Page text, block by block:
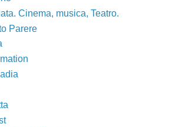
Cinema, musica, Teatro.
Parere